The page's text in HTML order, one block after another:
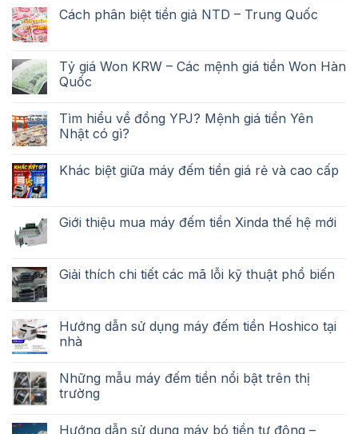
Cách phân biệt tiền giả NTD – Trung Quốc
Tỷ giá Won KRW – Các mệnh giá tiền Won Hàn
Quốc
Tìm hiểu về đồng YPJ? Mệnh giá tiền Yên
Nhật có gì?
Khác biệt giữa máy đếm tiền giá rẻ và cao cấp
Giới thiệu mua máy đếm tiền Xinda thế hệ mới
Giải thích chi tiết các mã lỗi kỹ thuật phổ biến
Hướng dẫn sử dụng máy đếm tiền Hoshico tại
nhà
Những mẫu máy đếm tiền nổi bật trên thị
trường
Hướng dẫn sử dụng máy bó tiền tự động –